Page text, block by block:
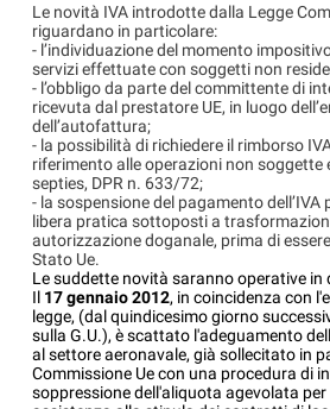
Le novità IVA introdotte dalla Legge
riguardano in particolare:
- l’individuazione del momento
servizi effettuate con soggetti non
- l’obbligo da parte del committente di
ricevuta dal prestatore UE, in luogo
dell’autofattura;
- la possibilità di richiedere il rimborso
riferimento alle operazioni non soggette
septies, DPR n. 633/72;
- la sospensione del pagamento dell’IVA
libera pratica sottoposti a
autorizzazione doganale, prima di
Stato Ue.
Le suddette novità saranno operative in
Il 17 gennaio2012, in coincidenza con
legge, (dal quindicesimo giorno
sulla G.U.), è scattato l'adeguamento
al settore aeronavale, già sollecitato in
Commissione Ue con una procedura di
soppressione dell'aliquota agevolata